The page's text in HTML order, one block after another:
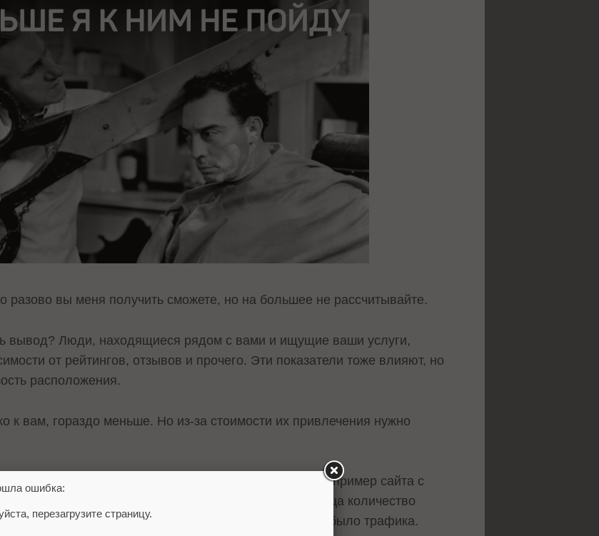
разово вы меня получить сможете, но на большее не рассчитывайте.
вывод? Люди, находящиеся рядом с вами и ищущие ваши услуги,
от рейтингов, отзывов и прочего. Эти показатели тоже влияют, но
расположения.
к вам, гораздо меньше. Но из-за стоимости их привлечения нужно
и у меня нет большой выборки данных. Но вот пример сайта с
мы сделали районное позиционирование, за 4 месяца количество
этом не вырос. Почему? В этих запросах почти не было трафика.
ошибка:
перезагрузите страницу.